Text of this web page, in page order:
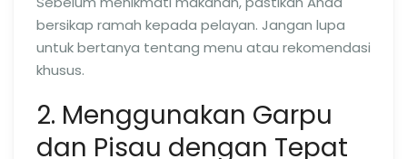
bersikap ramah kepada pelayan. Jangan lupa
untuk bertanya tentang menu atau rekomendasi
khusus.
2. Menggunakan Garpu
dan Pisau dengan Tepat